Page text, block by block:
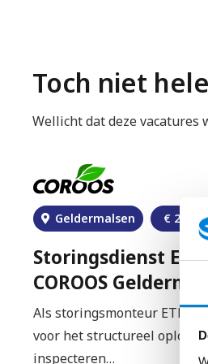
Toch niet
Wellicht dat deze
Geldermalsen € 2800
Storingsdienst
COROOS
Als storingsmonteur ETD
voor het structureel
inspecteren…